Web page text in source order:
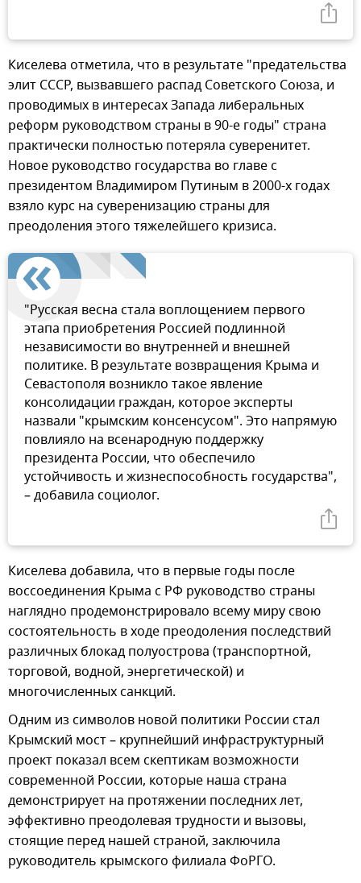
Киселева отметила, что в результате "предательства
элит СССР, вызвавшего распад Советского Союза, и
проводимых в интересах Запада либеральных
реформ руководством страны в 90-е годы" страна
практически полностью потеряла суверенитет.
Новое руководство государства во главе с
президентом Владимиром Путиным в 2000-х годах
взяло курс на суверенизацию страны для
преодоления этого тяжелейшего кризиса.
"Русская весна стала воплощением первого
этапа приобретения Россией подлинной
независимости во внутренней и внешней
политике. В результате возвращения Крыма и
Севастополя возникло такое явление
консолидации граждан, которое эксперты
назвали "крымским консенсусом". Это напрямую
повлияло на всенародную поддержку
президента России, что обеспечило
устойчивость и жизнеспособность государства",
– добавила социолог.
Киселева добавила, что в первые годы после
воссоединения Крыма с РФ руководство страны
наглядно продемонстрировало всему миру свою
состоятельность в ходе преодоления последствий
различных блокад полуострова (транспортной,
торговой, водной, энергетической) и
многочисленных санкций.
Одним из символов новой политики России стал
Крымский мост – крупнейший инфраструктурный
проект показал всем скептикам возможности
современной России, которые наша страна
демонстрирует на протяжении последних лет,
эффективно преодолевая трудности и вызовы,
стоящие перед нашей страной, заключила
руководитель крымского филиала ФоРГО.